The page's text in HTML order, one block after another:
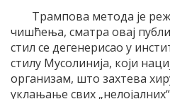
Трампова метода је
чишћења, сматра овај
стил се дегенерисао у
стилу Мусолинија, који
организам, што захтева
уклањање свих